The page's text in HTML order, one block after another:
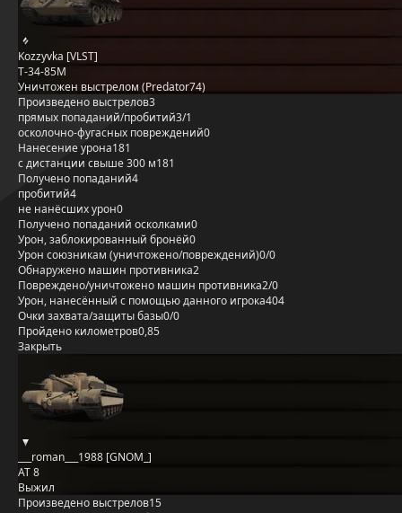
Kozzyvka [VLST]
Т-34-85М
Уничтожен выстрелом (Predator74)
Произведено выстрелов3
прямых попаданий/пробитий3/1
осколочно-фугасных повреждений0
Нанесение урона181
с дистанции свыше 300 м181
Получено попаданий4
пробитий4
не нанёсших урон0
Получено попаданий осколками0
Урон, заблокированный бронёй0
Урон союзникам (уничтожено/повреждений)0/0
Обнаружено машин противника2
Повреждено/уничтожено машин противника2/0
Урон, нанесённый с помощью данного игрока404
Очки захвата/защиты базы0/0
Пройдено километров0,85
Закрыть
___roman___1988 [GNOM_]
AT 8
Выжил
Произведено выстрелов15